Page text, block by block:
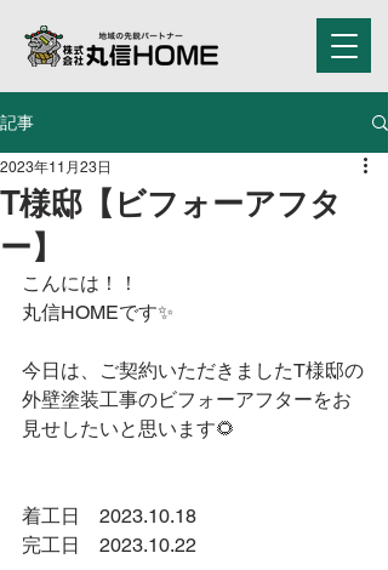
記事
T様邸【ビフォーアフタ
ー】
2023年11月23日
こんには！！
丸信HOMEです✨
今日は、ご契約いただきましたT様邸の
外壁塗装工事のビフォーアフターをお
見せしたいと思います🌻
着工日　2023.10.18
完工日　2023.10.22